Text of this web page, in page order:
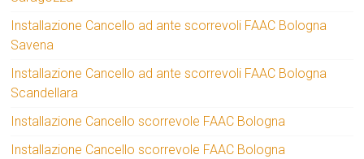
Installazione Cancello ad ante scorrevoli FAAC Bologna
Savena
Installazione Cancello ad ante scorrevoli FAAC Bologna
Scandellara
Installazione Cancello scorrevole FAAC Bologna
Installazione Cancello scorrevole FAAC Bologna